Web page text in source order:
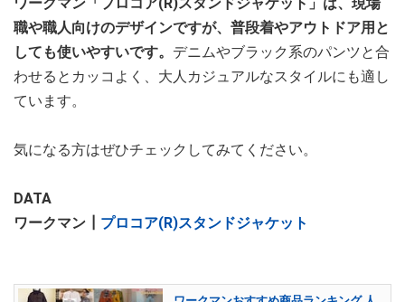
ワークマン「プロコア(R)スタンドジャケット」は、現場
職や職人向けのデザインですが、普段着やアウトドア用と
しても使いやすいです。 デニムやブラック系のパンツと合
わせるとカッコよく、大人カジュアルなスタイルにも適し
ています。
気になる方はぜひチェックしてみてください。
DATA
ワークマン┃ プロコア(R)スタンドジャケット